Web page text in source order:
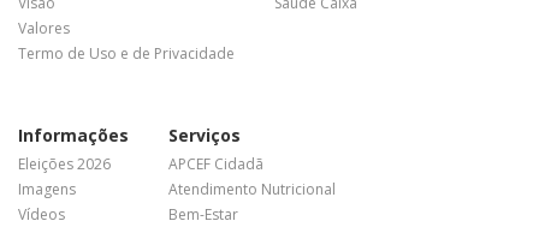
Valores
Termo de Uso e de Privacidade
Informações
Eleições 2026
Imagens
Vídeos
Serviços
APCEF Cidadã
Atendimento Nutricional
Bem-Estar